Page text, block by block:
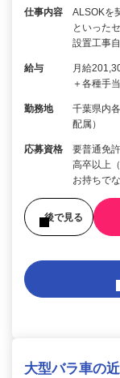
仕事内容
ALSOKを
といった
設置工事
給与
月給
＋各種
勤務地
千葉県内
配属）
応募資格
要普通免
高卒以上
お持ちで
後で見る
大型バラ車の